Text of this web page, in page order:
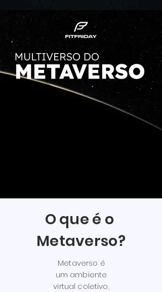
O que é o
Metaverso?
Metaverso é
um ambiente
virtual coletivo,